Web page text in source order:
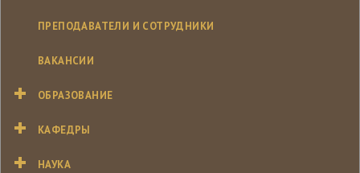
ПРЕПОДАВАТЕЛИ И СОТРУДНИКИ
ВАКАНСИИ
ОБРАЗОВАНИЕ
КАФЕДРЫ
НАУКА